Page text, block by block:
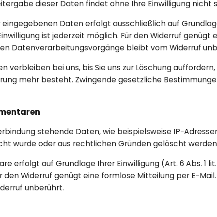
dieser Daten findet ohne Ihre Einwilligung nicht
Daten erfolgt ausschließlich auf
ist jederzeit möglich. Für den Widerruf
Datenverarbeitungsvorgänge bleibt vom Widerruf
bei uns, bis Sie uns zur Löschung
mehr besteht. Zwingende gesetzliche
stehende Daten, wie beispielsweise IP-
wurde oder aus rechtlichen Gründen gelöscht
erfolgt auf Grundlage Ihrer Einwilligung (Art. 6 Abs. 1
den Widerruf genügt eine formlose Mitteilung per E-
unberührt.